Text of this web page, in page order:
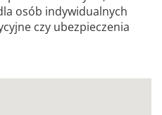
osób indywidualnych
czy ubezpieczenia